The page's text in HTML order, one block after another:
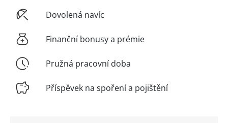
Dovolená navíc
Finanční bonusy a prémie
Pružná pracovní doba
Příspěvek na spoření a pojištění